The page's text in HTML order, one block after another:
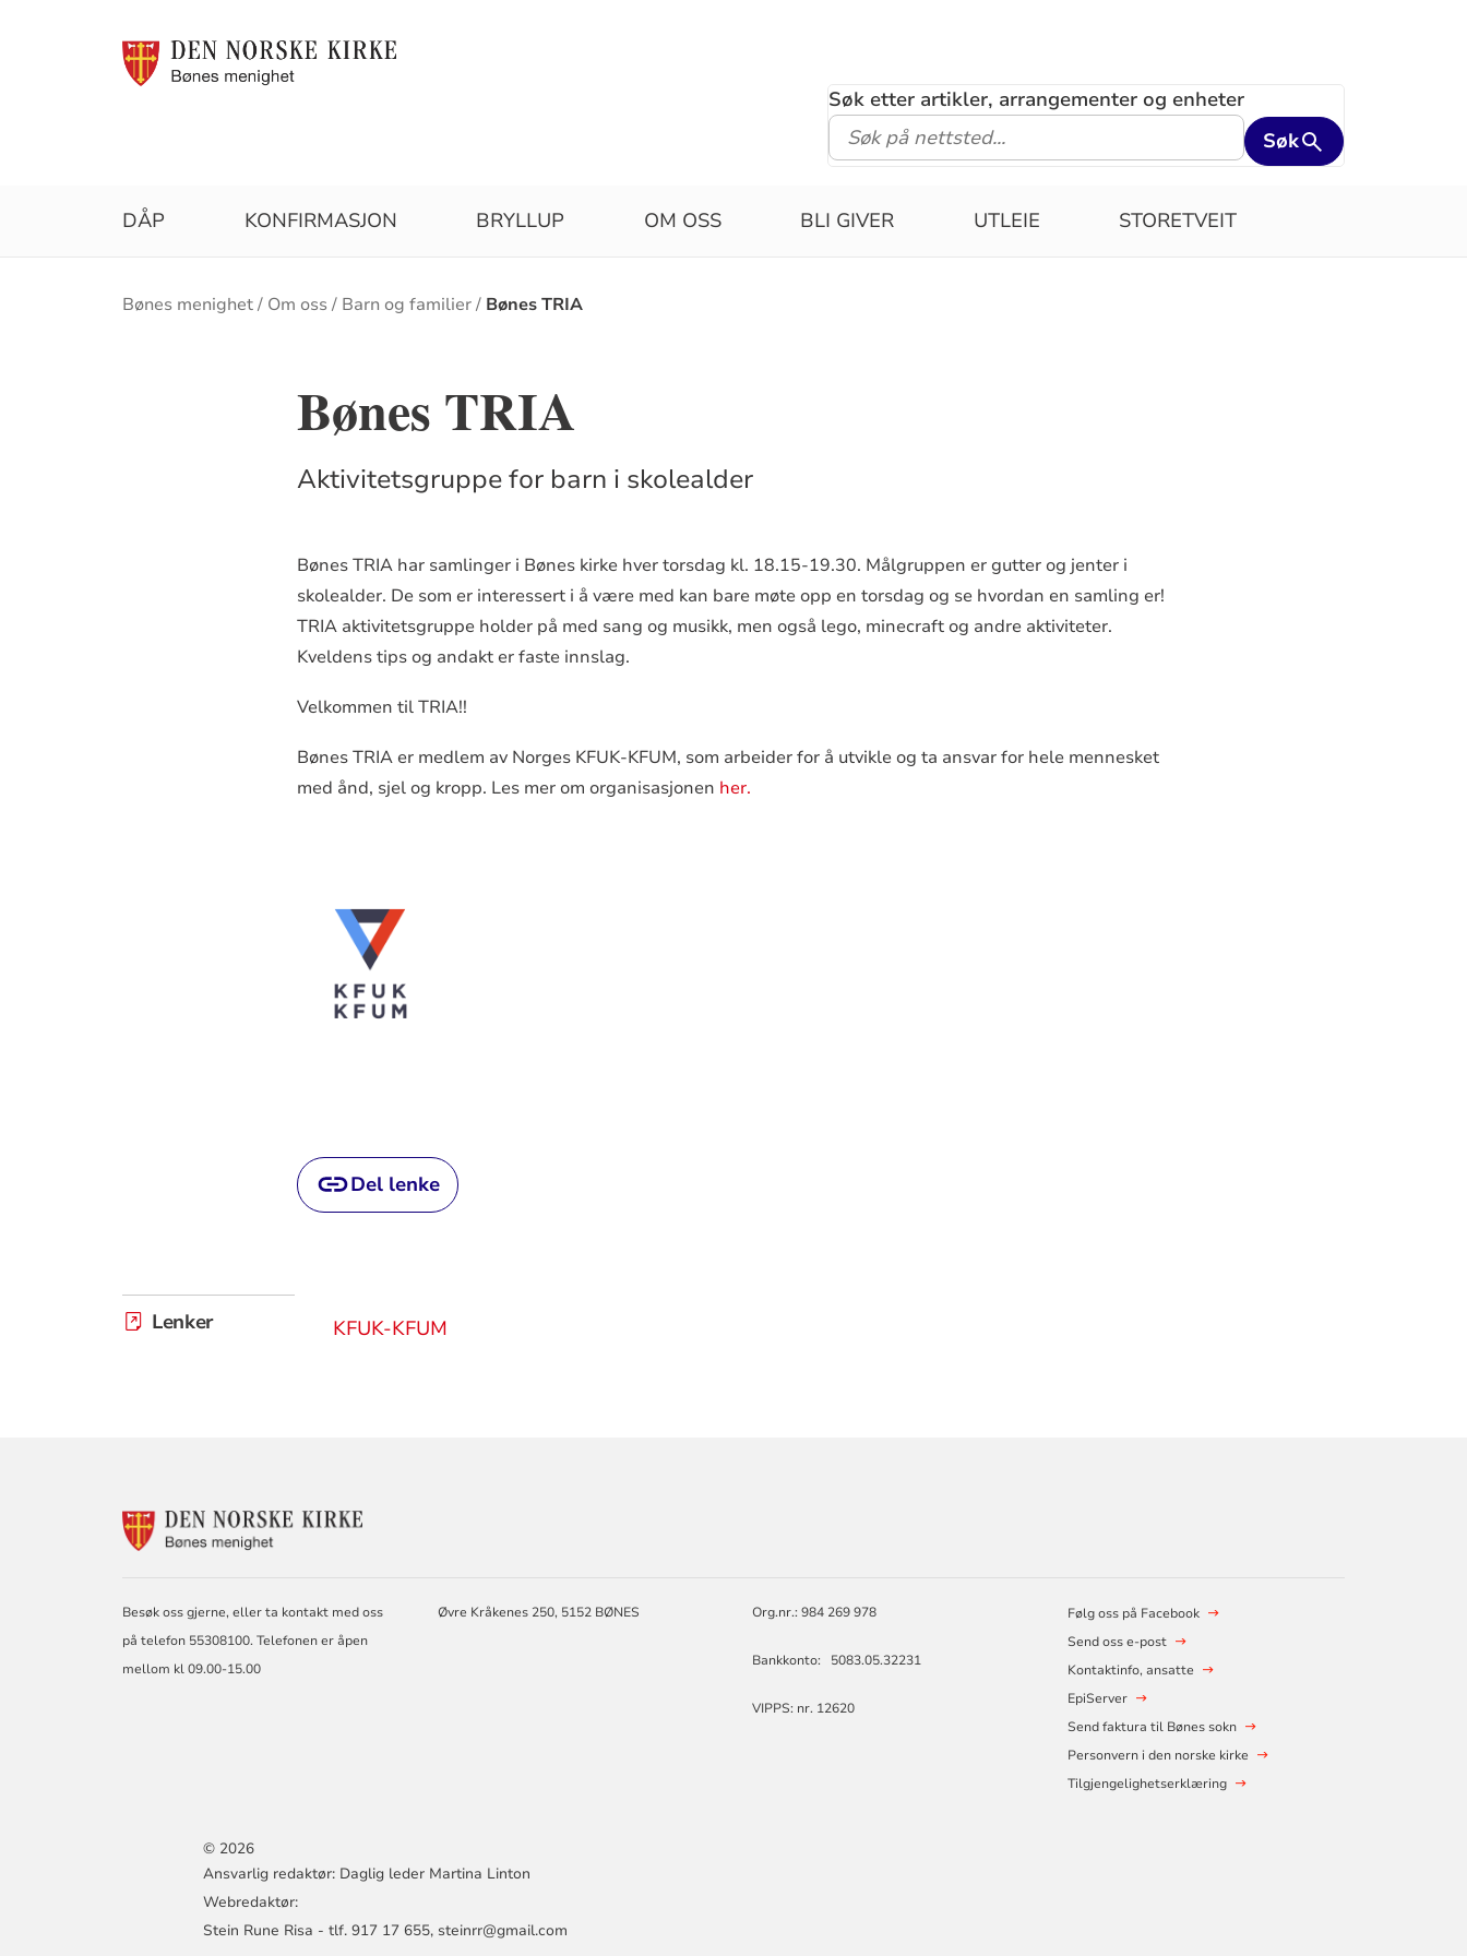
Søk etter artikler, arrangementer og enheter
Søk
DÅP KONFIRMASJON BRYLLUP OM OSS BLI GIVER UTLEIE STORETVEIT
Brødsmulesti
Bønes menighet Om oss Barn og familier Bønes TRIA
Bønes TRIA
Aktivitetsgruppe for barn i skolealder
Bønes TRIA har samlinger i Bønes kirke hver torsdag kl. 18.15-19.30. Målgruppen er gutter og jenter i
skolealder. De som er interessert i å være med kan bare møte opp en torsdag og se hvordan en samling er!
TRIA aktivitetsgruppe holder på med sang og musikk, men også lego, minecraft og andre aktiviteter.
Kveldens tips og andakt er faste innslag.
Velkommen til TRIA!!
Bønes TRIA er medlem av Norges KFUK-KFUM, som arbeider for å utvikle og ta ansvar for hele mennesket
med ånd, sjel og kropp. Les mer om organisasjonen her.
Del lenke
Lenker KFUK-KFUM
KONTAKTINFORMASJON
Besøk oss gjerne, eller ta kontakt med oss
på telefon 55308100. Telefonen er åpen
mellom kl 09.00-15.00
Øvre Kråkenes 250, 5152 BØNES Org.nr.: 984 269 978
Bankkonto: 5083.05.32231
VIPPS: nr. 12620
Følg oss på Facebook
Send oss e-post
Kontaktinfo, ansatte
EpiServer
Send faktura til Bønes sokn
Personvern i den norske kirke
Tilgjengelighetserklæring
© 2026
Ansvarlig redaktør: Daglig leder Martina Linton
Webredaktør:
Stein Rune Risa - tlf. 917 17 655, steinrr@gmail.com